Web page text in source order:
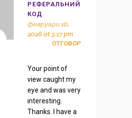
РЕФЕРАЛЬНИЙ
КОД
февруари 10,
2026 at 3:17 pm
ОТГОВОР
Your point of
view caught my
eye and was very
interesting.
Thanks. I have a